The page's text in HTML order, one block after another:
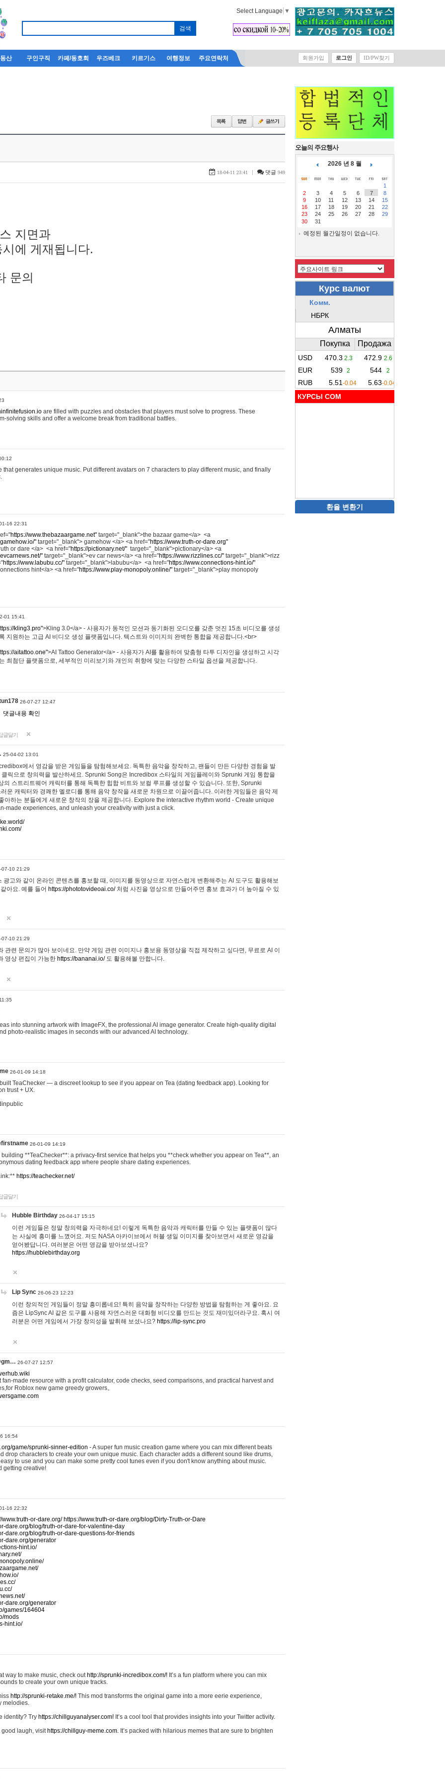
Select Language ▼
산 구인구직 카페/동호회 우즈베크 키르기스 여행정보 주요연락처 회원가입 로그인 ID/PW찾기
18-04-11 23:41 | 댓글 949
지면과
에 게재됩니다.
문의
are filled with puzzles and obstacles that players must solve to progress. These
solving skills and offer a welcome break from traditional battles.
that generates unique music. Put different avatars on 7 characters to play different music, and finally
16 22:31
https://www.thebazaargame.net" target="_blank">the bazaar game</a> <a
" target="_blank"> gamehow </a> <a href="https://www.truth-or-dare.org"
or dare </a> <a href="https://pictionary.net/" target="_blank">pictionary</a> <a
" target="_blank">ev car news</a> <a href="https://www.rizzlines.cc/" target="_blank">rizz
https://www.labubu.cc/" target="_blank">labubu</a> <a href="https://www.connections-hint.io/"
hint</a> <a href="https://www.play-monopoly.online/" target="_blank">play monopoly
01 15:41
kling3.pro">Kling 3.0</a> - 사용자가 동적인 모션과 동기화된 오디오를 갖춘 멋진 15초 비디오를 생성
지원하는 고급 AI 비디오 생성 플랫폼입니다. 텍스트와 이미지의 완벽한 통합을 제공합니다.<br>
aitattoo.one">AI Tattoo Generator</a> - 사용자가 AI를 활용하여 맞춤형 타투 디자인을 생성하고 시각
최첨단 플랫폼으로, 세부적인 미리보기와 개인의 취향에 맞는 다양한 스타일 옵션을 제공합니다.
26-07-27 12:47
댓글내용 확인
글달기
25-04-02 13:01
에서 영감을 받은 게임들을 탐험해보세요. 독특한 음악을 창작하고, 팬들이 만든 다양한 경험을 발
클릭으로 창의력을 발산하세요. Sprunki Song은 Incredibox 스타일의 게임플레이와 Sprunki 게임 통합을
의 스트리트웨어 캐릭터를 통해 독특한 힙합 비트와 보컬 루프를 생성할 수 있습니다. 또한, Sprunki
운 캐릭터와 경쾌한 멜로디를 통해 음악 창작을 새로운 차원으로 이끌어줍니다. 이러한 게임들은 음악 제
아하는 분들에게 새로운 창작의 장을 제공합니다. Explore the interactive rhythm world - Create unique
made experiences, and unleash your creativity with just a click.
07-10 21:29
광고와 같이 온라인 콘텐츠를 홍보할 때, 이미지를 동영상으로 자연스럽게 변환해주는 AI 도구도 활용해보
아요. 예를 들어 https://phototovideoai.co/처럼 사진을 영상으로 만들어주면 홍보 효과가 더 높아질 수 있
07-10 21:29
관련 문의가 많아 보이네요. 만약 게임 관련 이미지나 홍보용 동영상을 직접 제작하고 싶다면, 무료로 AI 이
영상 편집이 가능한 https://bananai.io/도 활용해볼 만합니다.
into stunning artwork with ImageFX, the professional AI image generator. Create high-quality digital
photo-realistic images in seconds with our advanced AI technology.
26-01-09 14:18
TeaChecker — a discreet lookup to see if you appear on Tea (dating feedback app). Looking for
trust + UX.
26-01-09 14:19
building **TeaChecker**: a privacy-first service that helps you **check whether you appear on Tea**, an
dating feedback app where people share dating experiences.
https://teachecker.net/
글달기
Hubble Birthday 26-04-17 15:15
이런 게임들은 정말 창의력을 자극하네요! 이렇게 독특한 음악과 캐릭터를 만들 수 있는 플랫폼이 많다
는 사실에 흥미를 느꼈어요. 저도 NASA 아카이브에서 허블 생일 이미지를 찾아보면서 새로운 영감을
얻어봤답니다. 여러분은 어떤 영감을 받아보셨나요?
https://hubblebirthday.org
Lip Sync 26-06-23 12:23
이런 창의적인 게임들이 정말 흥미롭네요! 특히 음악을 창작하는 다양한 방법을 탐험하는 게 좋아요. 요
즘은 LipSync AI 같은 도구를 사용해 자연스러운 대화형 비디오를 만드는 것도 재미있더라구요. 혹시 여
러분은 어떤 게임에서 가장 창의성을 발휘해 보셨나요? https://lip-sync.pro
26-07-27 12:57
made resource with a profit calculator, code checks, seed comparisons, and practical harvest and
Roblox new game greedy growers。
16:54
game/sprunki-sinner-edition - A super fun music creation game where you can mix different beats
drop characters to create your own unique music. Each character adds a different sound like drums,
to use and you can make some pretty cool tunes even if you don't know anything about music.
getting creative!
16 22:32
www.truth-or-dare.org/ https://www.truth-or-dare.org/blog/Dirty-Truth-or-Dare
dare.org/blog/truth-or-dare-for-valentine-day
dare.org/blog/truth-or-dare-questions-for-friends
dare.org/generator
hint.io/
dare.org/generator
games/164604
mods
hint.io/
way to make music, check out http://sprunki-incredibox.com/! It’s a fun platform where you can mix
to create your own unique tracks.
http://sprunki-retake.me/! This mod transforms the original game into a more eerie experience,
melodies.
identity? Try https://chillguyanalyser.com! It’s a cool tool that provides insights into your Twitter activity.
good laugh, visit https://chillguy-meme.com. It’s packed with hilarious memes that are sure to brighten
오늘의 주요행사
2026 년 8 월
1
2
3 4 5 6 7
8
9
10 11 12 13 14
15
16
17 18 19 20 21
22
23
24 25 26 27 28
29
30
31
예정된 월간일정이 없습니다.
КУРСЫ COM
환율 변환기